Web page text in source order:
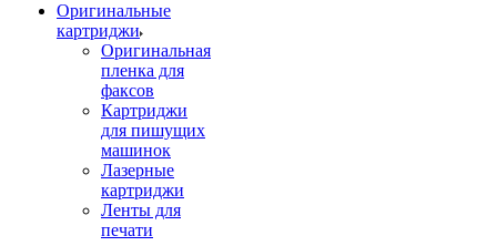
Оригинальные
картриджи
Оригинальная
пленка для
факсов
Картриджи
для пишущих
машинок
Лазерные
картриджи
Ленты для
печати